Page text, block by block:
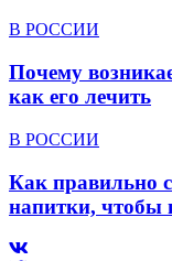
В РОССИИ
Почему
как его лечить
В РОССИИ
Как правильно
напитки, чтобы